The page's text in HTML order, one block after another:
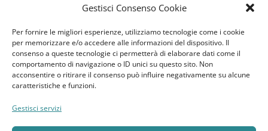
Gestisci Consenso Cookie
Per fornire le migliori esperienze, utilizziamo tecnologie come i cookie
per memorizzare e/o accedere alle informazioni del dispositivo. Il
consenso a queste tecnologie ci permetterà di elaborare dati come il
comportamento di navigazione o ID unici su questo sito. Non
acconsentire o ritirare il consenso può influire negativamente su alcune
caratteristiche e funzioni.
Gestisci servizi
Termini e Condizioni
Disconoscimento
Pagine Dedicate
Raffrescatori Evaporativi Industriali